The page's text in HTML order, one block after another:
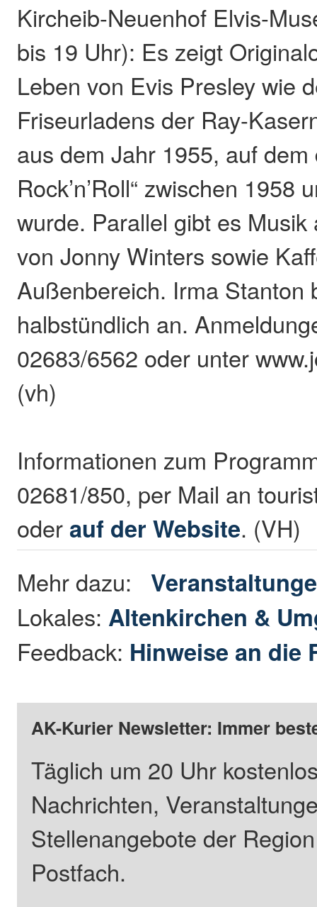
Kircheib-Neuenhof Elvis-
bis 19 Uhr): Es zeigt
Leben von Evis Presley wie
Friseurladens der Ray-
aus dem Jahr 1955, auf dem
Rock’n’Roll“ zwischen 1958
wurde. Parallel gibt es
von Jonny Winters sowie
Außenbereich. Irma Stanton
halbstündlich an.
02683/6562 oder unter
(vh)
Informationen zum
02681/850, per Mail an
oder auf der Website. (VH)
Mehr dazu:
Lokales: Altenkirchen &
Feedback: Hinweise an die
AK-Kurier Newsletter: Immer
Täglich um 20 Uhr
Nachrichten,
Stellenangebote der
Postfach.